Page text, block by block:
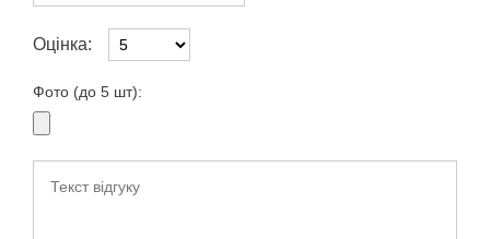
Оцінка:
Фото (до 5 шт):